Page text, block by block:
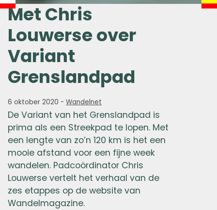
Met Chris
Louwerse over
Variant
Grenslandpad
6 oktober 2020 - Wandelnet
De Variant van het Grenslandpad is
prima als een Streekpad te lopen. Met
een lengte van zo’n 120 km is het een
mooie afstand voor een fijne week
wandelen. Padcoördinator Chris
Louwerse vertelt het verhaal van de
zes etappes op de website van
Wandelmagazine.